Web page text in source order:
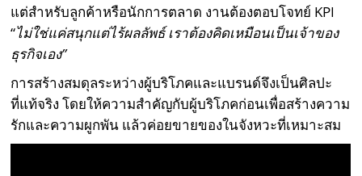
แต่สำหรับลูกค้าหรือนักการตลาด งานต้องตอบโจทย์ KPI
“ไม่ใช่แค่สนุกแต่ไร้ผลลัพธ์ เราต้องคิดเหมือนเป็นเจ้าของ
ธุรกิจเอง”
การสร้างสมดุลระหว่างผู้บริโภคและแบรนด์จึงเป็นศิลปะ
ที่แท้จริง โดยให้ความสำคัญกับผู้บริโภคก่อนเพื่อสร้างความ
รักและความผูกพัน แล้วค่อยขายของในจังหวะที่เหมาะสม